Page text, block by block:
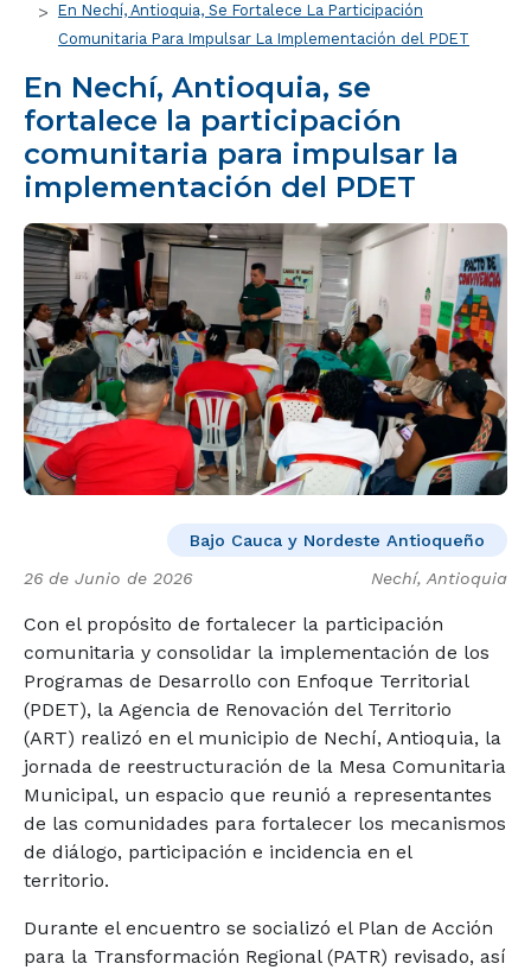
En Nechí, Antioquia, Se Fortalece La Participación
Comunitaria Para Impulsar La Implementación del PDET
En Nechí, Antioquia, se
fortalece la participación
comunitaria para impulsar la
implementación del PDET
Bajo Cauca y Nordeste Antioqueño
26 de Junio de 2026 Nechí, Antioquia
Con el propósito de fortalecer la participación
comunitaria y consolidar la implementación de los
Programas de Desarrollo con Enfoque Territorial
(PDET), la Agencia de Renovación del Territorio
(ART) realizó en el municipio de Nechí, Antioquia, la
jornada de reestructuración de la Mesa Comunitaria
Municipal, un espacio que reunió a representantes
de las comunidades para fortalecer los mecanismos
de diálogo, participación e incidencia en el
territorio.
Durante el encuentro se socializó el Plan de Acción
para la Transformación Regional (PATR) revisado, así